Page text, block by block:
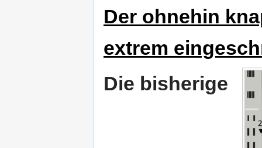
Der ohnehin
extrem
Die bisherige